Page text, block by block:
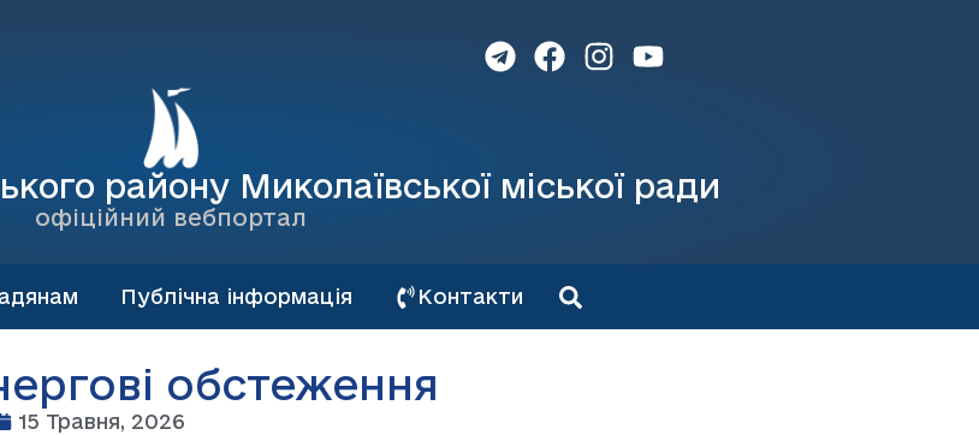
району Миколаївської міської ради
офіційний вебпортал
Публічна інформація Контакти
обстеження
15 Травня, 2026